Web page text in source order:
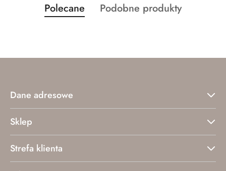
Pomiń karuzelę produktów
Produkty
o
Polecane
Produkty
Podobne produkty
Dane adresowe
Sklep
Strefa klienta